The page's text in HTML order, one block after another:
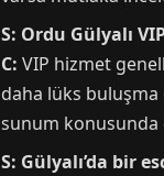
S: Ordu Gülyalı
C: VIP hizmet
daha lüks buluşma
sunum konusunda
S: Gülyalı’da bir